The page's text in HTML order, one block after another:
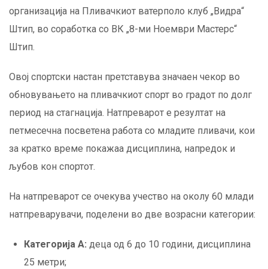
организација на Пливачкиот ватерполо клуб „Видра“
Штип, во соработка со ВК „8-ми Ноември Мастерс“
Штип.
Овој спортски настан претставува значаен чекор во
обновувањето на пливачкиот спорт во градот по долг
период на стагнација. Натпреварот е резултат на
петмесечна посветена работа со младите пливачи, кои
за кратко време покажаа дисциплина, напредок и
љубов кон спортот.
На натпреварот се очекува учество на околу 60 млади
натпреварувачи, поделени во две возрасни категории:
Категорија А: деца од 6 до 10 години, дисциплина
25 метри;